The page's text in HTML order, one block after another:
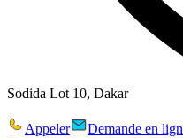
Sodida Lot 10, Dakar
Appeler
Demande en